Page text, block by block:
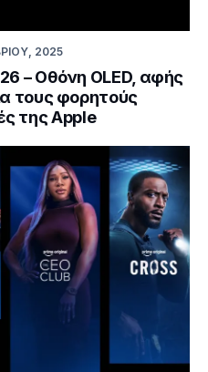
2025
– Οθόνη OLED, αφής
τους φορητούς
της Apple